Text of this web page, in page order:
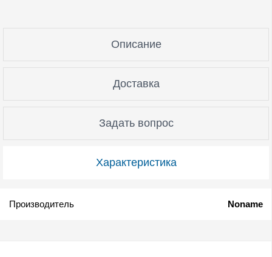
Характеристика
Описание
Доставка
Задать вопрос
Производитель Noname